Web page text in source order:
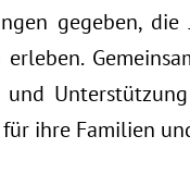
gegeben, die
ihre Familien